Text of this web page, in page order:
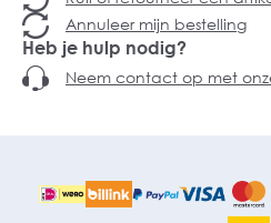
Annuleer mijn bestelling
Heb je hulp nodig?
Neem contact op met